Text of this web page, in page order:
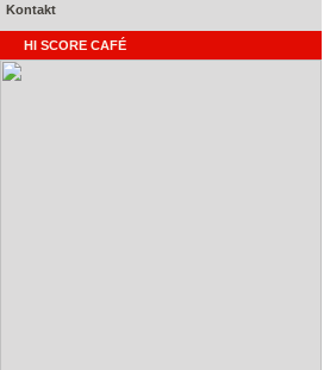
Kontakt
HI SCORE CAFÉ